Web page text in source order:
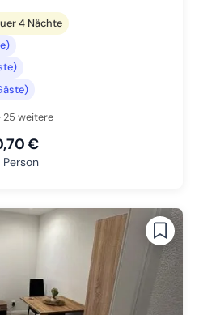
4 Nächte
25 weitere
€